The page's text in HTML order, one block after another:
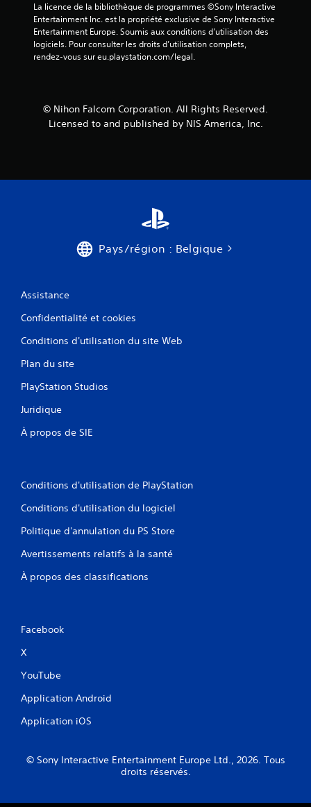
i
La licence de la bibliothèque de programmes ©Sony Interactive
Entertainment Inc. est la propriété exclusive de Sony Interactive
Entertainment Europe. Soumis aux conditions d’utilisation des
logiciels. Pour consulter les droits d’utilisation complets,
rendez-vous sur eu.playstation.com/legal.
© Nihon Falcom Corporation. All Rights Reserved.
Licensed to and published by NIS America, Inc.
Pays/région : Belgique
Assistance
Confidentialité et cookies
Conditions d'utilisation du site Web
Plan du site
PlayStation Studios
Juridique
À propos de SIE
Conditions d'utilisation de PlayStation
Conditions d'utilisation du logiciel
Politique d'annulation du PS Store
Avertissements relatifs à la santé
À propos des classifications
Facebook
X
YouTube
Application Android
Application iOS
© Sony Interactive Entertainment Europe Ltd., 2026. Tous
droits réservés.